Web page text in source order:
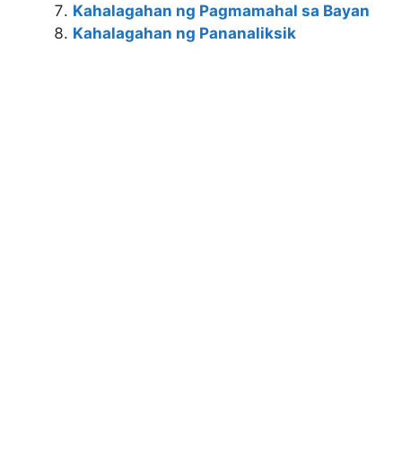
Kahalagahan ng Pagmamahal sa Bayan
Kahalagahan ng Pananaliksik